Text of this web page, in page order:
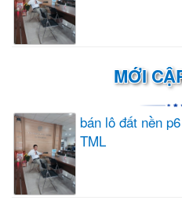
MỚI
bán lô đất nền
TML